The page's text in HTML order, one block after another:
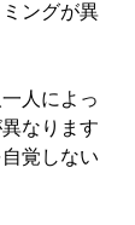
ングが異
人によっ
なります
覚しない